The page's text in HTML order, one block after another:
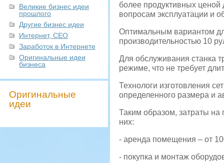
Великие бизнес идеи
прошлого
Другие бизнес идеи
Интернет, СЕО
Заработок в Интернете
Оригинальные идеи
бизнеса
Оригинальные
идеи
более продуктивных ценой
вопросам эксплуатации и
Оптимальным вариантом
производительностью 10
Для обслуживания станка
режиме, что не требует
Технологи изготовления
определенного размера и
Таким образом, затраты на
них:
- аренда помещения – от
- покупка и монтаж